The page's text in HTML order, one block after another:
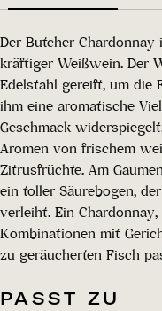
Der Butcher
kräftiger Weißwein. Der
Edelstahl gereift, um die
ihm eine aromatische
Geschmack
Aromen von frischem
Zitrusfrüchte. Am
ein toller Säurebogen,
verleiht. Ein
Kombinationen mit
zu geräucherten Fisch
PASST ZU